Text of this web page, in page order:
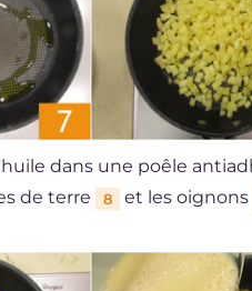
dans une poêle
de terre
8 et les oignons